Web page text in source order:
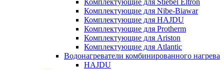
Комплектующие для Stiebel Eltron
Комплектующие для Nibe-Biawar
Комплектующие для HAJDU
Комплектующие для Protherm
Комплектующие для Ariston
Комплектующие для Atlantic
Водонагреватели комбинированного нагрева
HAJDU